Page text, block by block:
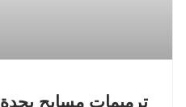
ترميمات مسابح بجدة 0538587301